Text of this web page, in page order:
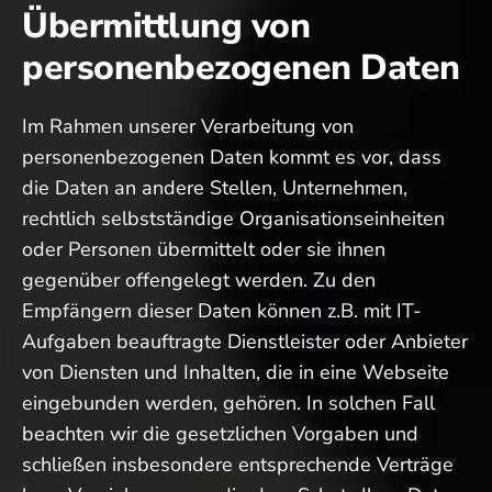
Übermittlung von
personenbezogenen Daten
Im Rahmen unserer Verarbeitung von
personenbezogenen Daten kommt es vor, dass
die Daten an andere Stellen, Unternehmen,
rechtlich selbstständige Organisationseinheiten
oder Personen übermittelt oder sie ihnen
gegenüber offengelegt werden. Zu den
Empfängern dieser Daten können z.B. mit IT-
Aufgaben beauftragte Dienstleister oder Anbieter
von Diensten und Inhalten, die in eine Webseite
eingebunden werden, gehören. In solchen Fall
beachten wir die gesetzlichen Vorgaben und
schließen insbesondere entsprechende Verträge